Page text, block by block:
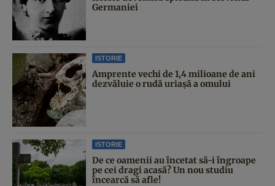
Germaniei
ISTORIE
Amprente vechi de 1,4 milioane de ani
dezvăluie o rudă uriașă a omului
ISTORIE
De ce oamenii au încetat să-i îngroape
pe cei dragi acasă? Un nou studiu
încearcă să afle!